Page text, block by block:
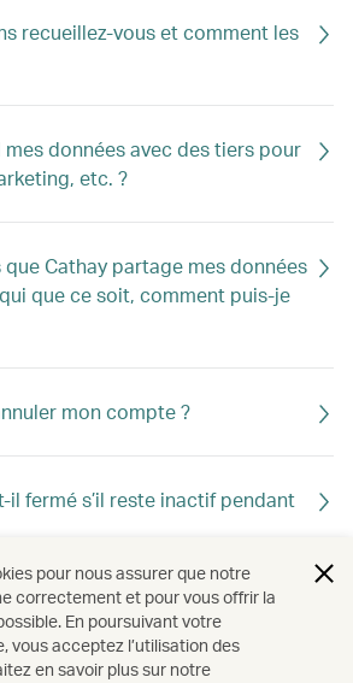
recueillez-vous et comment les
données avec des tiers pour
etc. ?
Cathay partage mes données
que ce soit, comment puis-je
mon compte ?
fermé s’il reste inactif pendant
mon compte Cathay actif ?
pour nous assurer que notre
correctement et pour vous offrir la
En poursuivant votre
vous acceptez l’utilisation des
en savoir plus sur notre